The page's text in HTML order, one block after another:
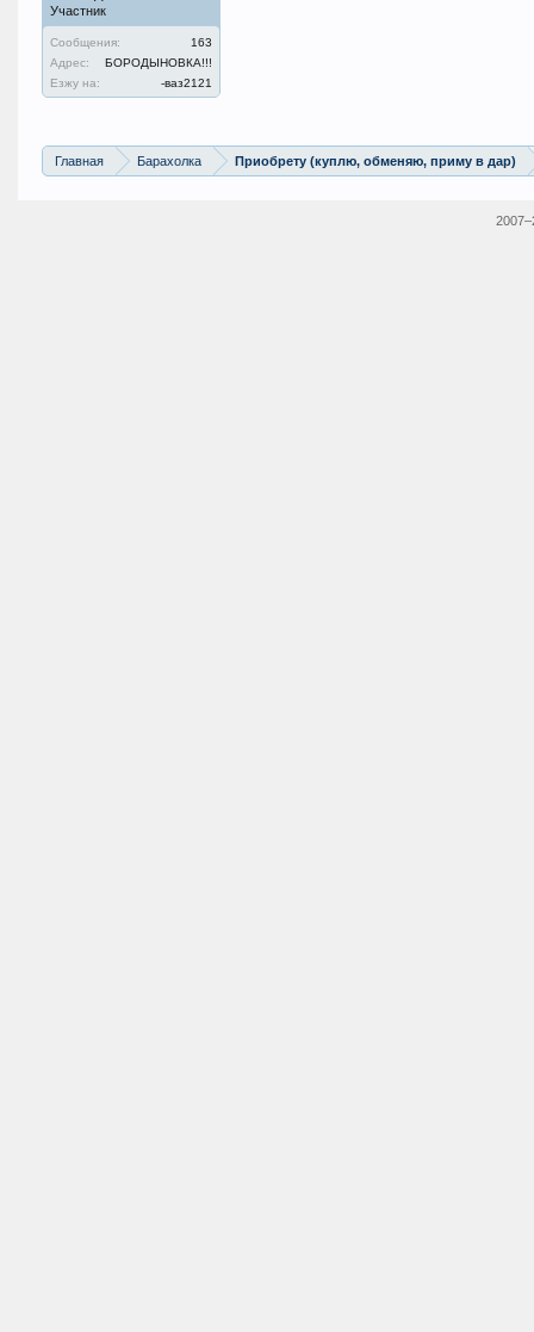
Участник
Сообщения:
163
Адрес:
БОРОДЫНОВКА!!!
Езжу на:
-ваз2121
Главная Барахолка Приобрету (куплю, обменяю, приму в дар)
2007–